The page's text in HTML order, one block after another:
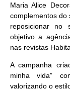
Maria Alice
complementos do
reposicionar no
objetivo a
nas revistas
A campanha
minha vida”
valorizando o